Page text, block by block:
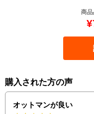
商
¥
購入された方の声
オットマンが良い